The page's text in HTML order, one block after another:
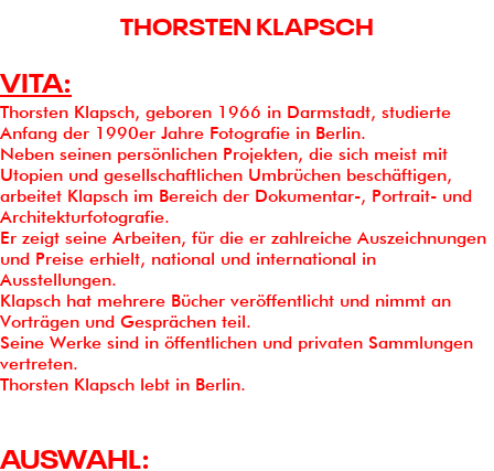
THORSTEN KLAPSCH
VITA:
Thorsten Klapsch, geboren 1966 in Darmstadt, studierte
Anfang der 1990er Jahre Fotografie in Berlin.
Neben seinen persönlichen Projekten, die sich meist mit
Utopien und gesellschaftlichen Umbrüchen beschäftigen,
arbeitet Klapsch im Bereich der Dokumentar-, Portrait- und
Architekturfotografie.
Er zeigt seine Arbeiten, für die er zahlreiche Auszeichnungen
und Preise erhielt, national und international in
Ausstellungen.
Klapsch hat mehrere Bücher veröffentlicht und nimmt an
Vorträgen und Gesprächen teil.
Seine Werke sind in öffentlichen und privaten Sammlungen
vertreten.
Thorsten Klapsch lebt in Berlin.
AUSWAHL: